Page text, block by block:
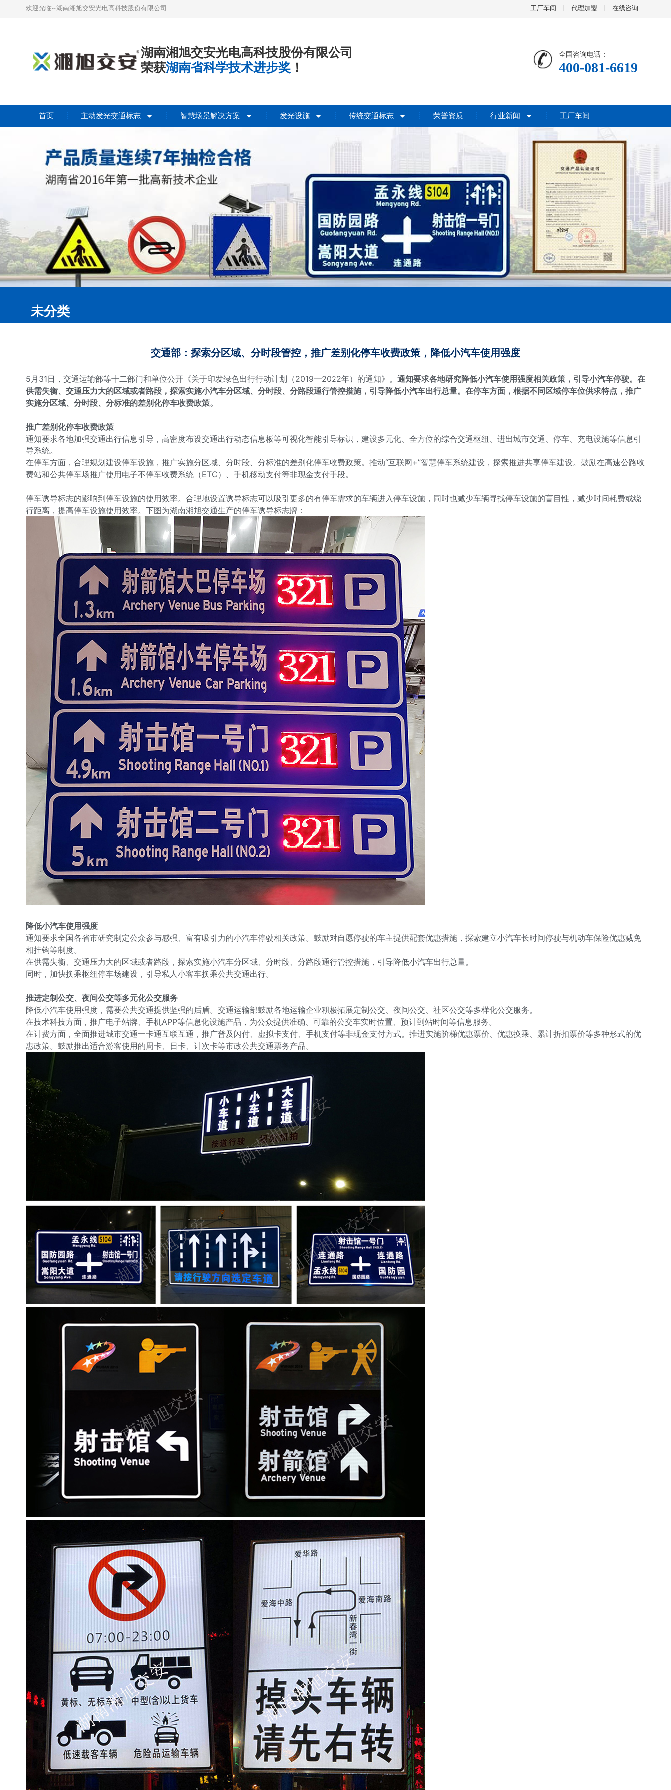
欢迎光临~湖南湘旭交安光电高科技股份有限公司 工厂车间 代理加盟 在线咨询
湖南湘旭交安光电高科技股份有限公司
荣获湖南省科学技术进步奖 ！
全国咨询电话：
400-081-6619
首页 主动发光交通标志 智慧场景解决方案 发光设施 传统交通标志 荣誉资质 行业新闻 工厂车间
未分类
交通部：探索分区域、分时段管控，推广差别化停车收费政策，降低小汽车使用强度
5月31日，交通运输部等十二部门和单位公开《关于印发绿色出行行动计划（2019—2022年）的通知》。 通知要求各地研究降低小汽车使用强度相关政策，引导小汽车停驶。在
供需失衡、交通压力大的区域或者路段，探索实施小汽车分区域、分时段、分路段通行管控措施，引导降低小汽车出行总量。在停车方面，根据不同区域停车位供求特点，推广
实施分区域、分时段、分标准的差别化停车收费政策。
推广差别化停车收费政策
通知要求各地加强交通出行信息引导，高密度布设交通出行动态信息板等可视化智能引导标识，建设多元化、全方位的综合交通枢纽、进出城市交通、停车、充电设施等信息引
导系统。
在停车方面，合理规划建设停车设施，推广实施分区域、分时段、分标准的差别化停车收费政策。推动“互联网+”智慧停车系统建设，探索推进共享停车建设。鼓励在高速公路收
费站和公共停车场推广使用电子不停车收费系统（ETC）、手机移动支付等非现金支付手段。
停车诱导标志的影响到停车设施的使用效率。合理地设置诱导标志可以吸引更多的有停车需求的车辆进入停车设施，同时也减少车辆寻找停车设施的盲目性，减少时间耗费或绕
行距离，提高停车设施使用效率。下图为湖南湘旭交通生产的停车诱导标志牌：
降低小汽车使用强度
通知要求全国各省市研究制定公众参与感强、富有吸引力的小汽车停驶相关政策。鼓励对自愿停驶的车主提供配套优惠措施，探索建立小汽车长时间停驶与机动车保险优惠减免
相挂钩等制度。
在供需失衡、交通压力大的区域或者路段，探索实施小汽车分区域、分时段、分路段通行管控措施，引导降低小汽车出行总量。
同时，加快换乘枢纽停车场建设，引导私人小客车换乘公共交通出行。
推进定制公交、夜间公交等多元化公交服务
降低小汽车使用强度，需要公共交通提供坚强的后盾。交通运输部鼓励各地运输企业积极拓展定制公交、夜间公交、社区公交等多样化公交服务。
在技术科技方面，推广电子站牌、手机APP等信息化设施产品，为公众提供准确、可靠的公交车实时位置、预计到站时间等信息服务。
在计费方面，全面推进城市交通一卡通互联互通，推广普及闪付、虚拟卡支付、手机支付等非现金支付方式。推进实施阶梯优惠票价、优惠换乘、累计折扣票价等多种形式的优
惠政策。鼓励推出适合游客使用的周卡、日卡、计次卡等市政公共交通票务产品。